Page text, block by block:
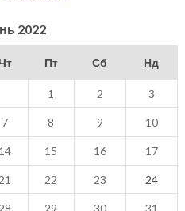
2022
Пт Сб Нд
1 2 3
7 8 9 10
14 15 16 17
21 22 23 24
28 29 30
31